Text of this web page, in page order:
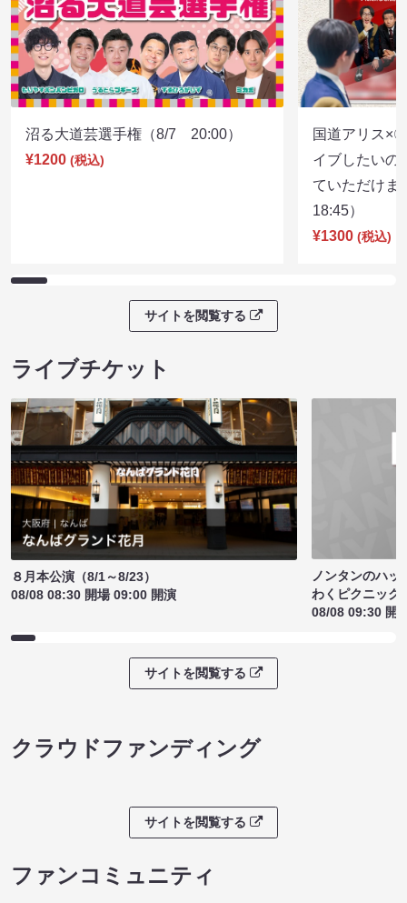
沼る大道芸選手権（8/7 20:00）
¥1200 (税込)
国道アリス×
イブしたいの
ていただけ
18:45）
¥1300 (税込)
サイトを閲覧する
ライブチケット
８月本公演（8/1～8/23）
08/08 08:30 開場 09:00 開演
ノンタンのハッ
わくピクニック
08/08 09:30 開
サイトを閲覧する
クラウドファンディング
サイトを閲覧する
ファンコミュニティ